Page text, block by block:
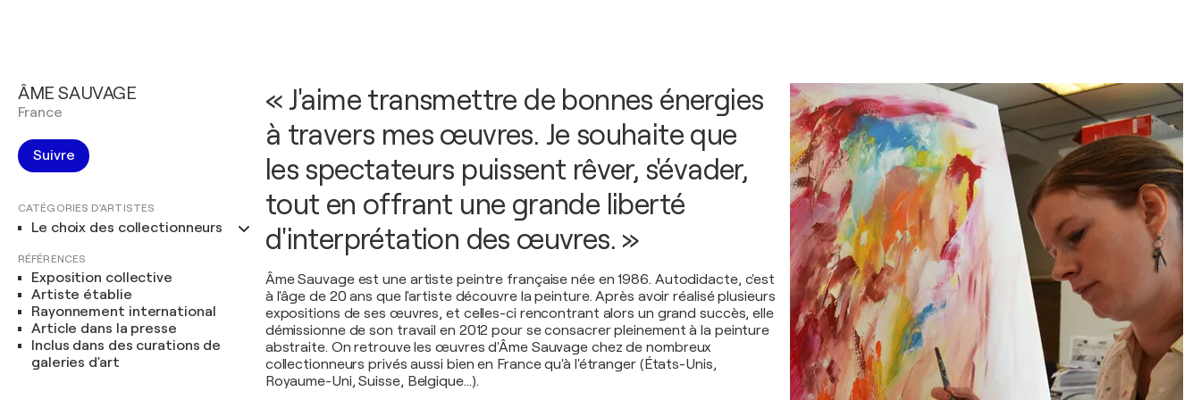
ÂME SAUVAGE
France
Suivre
CATÉGORIES D'ARTISTES
Le choix des collectionneurs
RÉFÉRENCES
Exposition collective
Artiste établie
Rayonnement international
Article dans la presse
Inclus dans des curations de
galeries d'art
« J'aime transmettre de bonnes énergies
à travers mes œuvres. Je souhaite que
les spectateurs puissent rêver, s'évader,
tout en offrant une grande liberté
d'interprétation des œuvres. »
Âme Sauvage est une artiste peintre française née en 1986. Autodidacte, c'est
à l'âge de 20 ans que l'artiste découvre la peinture. Après avoir réalisé plusieurs
expositions de ses œuvres, et celles-ci rencontrant alors un grand succès, elle
démissionne de son travail en 2012 pour se consacrer pleinement à la peinture
abstraite. On retrouve les œuvres d'Âme Sauvage chez de nombreux
collectionneurs privés aussi bien en France qu'à l'étranger (États-Unis,
Royaume-Uni, Suisse, Belgique…).